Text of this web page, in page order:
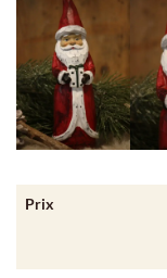
Prix